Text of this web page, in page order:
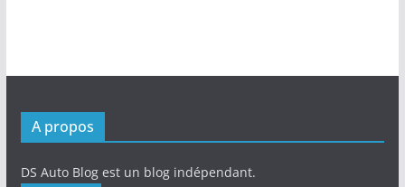
A propos
DS Auto Blog est un blog indépendant.